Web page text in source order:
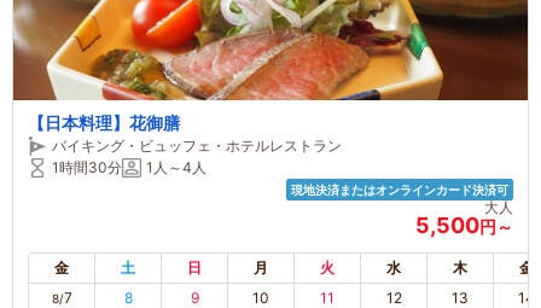
【日本料理】花御膳
バイキング・ビュッフェ・ホテルレストラン
1時間30分
1人～4人
現地決済またはオンラインカード決済可
大人
5,500円～
金 土 日 月 火 水 木 金
8/7 8 9 10 11 12 13 14